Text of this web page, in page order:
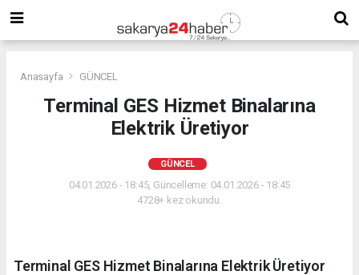
Anasayfa GÜNCEL
Terminal GES Hizmet Binalarına
Elektrik Üretiyor
GÜNCEL
04.01.2026 - 18:45, Güncelleme: 04.01.2026 - 18:45
4728+ kez okundu.
Terminal GES Hizmet Binalarına Elektrik Üretiyor